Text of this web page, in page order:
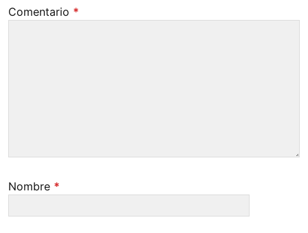
Comentario *
Nombre *